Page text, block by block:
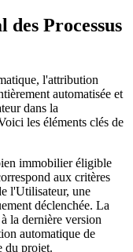
Processus
l'attribution
automatisée et
dans la
les éléments clés de
immobilier éligible
aux critères
l'Utilisateur, une
déclenchée. La
la dernière version
automatique de
du projet.